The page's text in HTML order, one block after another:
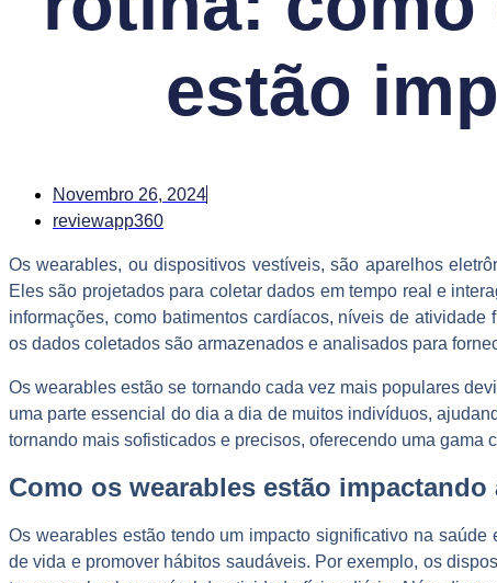
estão
Novembro 26, 2024
reviewapp360
Os wearables, ou dispositivos vestíveis, são aparelhos
Eles são projetados para coletar dados em tempo real e
informações, como batimentos cardíacos, níveis de
os dados coletados são armazenados e analisados para
Os wearables estão se tornando cada vez mais populares
uma parte essencial do dia a dia de muitos indivíduos,
tornando mais sofisticados e precisos, oferecendo uma
Como os wearables estão
Os wearables estão tendo um impacto significativo na
de vida e promover hábitos saudáveis. Por exemplo, os